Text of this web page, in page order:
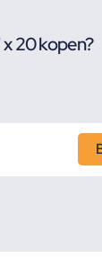
20 kopen?